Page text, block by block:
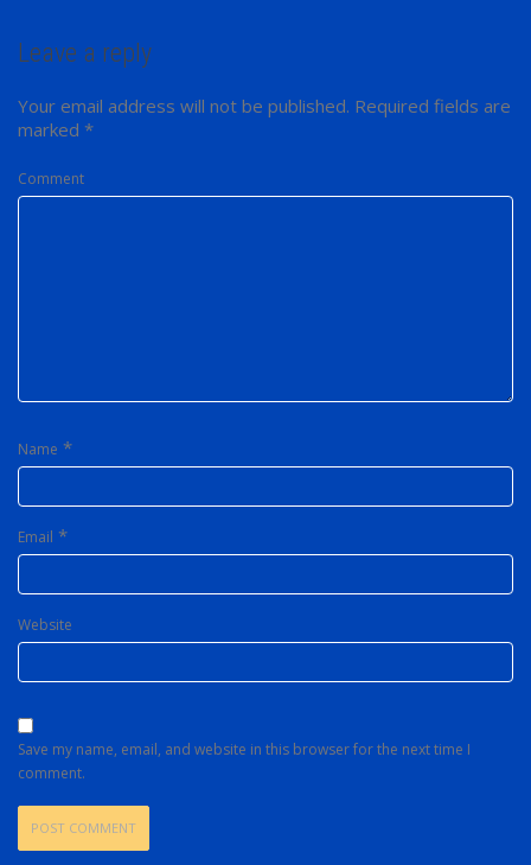
Leave a reply
Your email address will not be published. Required fields are
marked *
Comment
Name *
Email *
Website
Save my name, email, and website in this browser for the next time I
comment.